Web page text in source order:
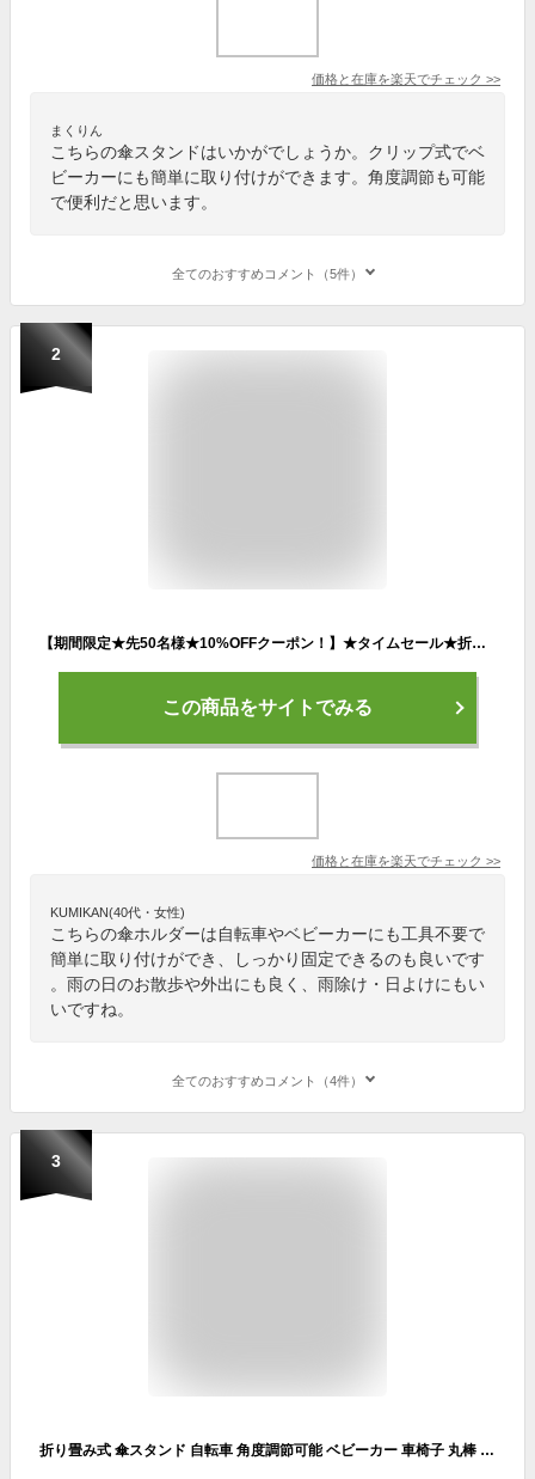
価格と在庫を楽天でチェック >>
まくりん
こちらの傘スタンドはいかがでしょうか。クリップ式でベ
ビーカーにも簡単に取り付けができます。角度調節も可能
で便利だと思います。
全てのおすすめコメント（5件）
2
【期間限定★先50名様★10%OFFクーポン！】★タイムセール★折り畳み式 傘スタンド 自転車 角度調節可能 ベビーカー 車椅子 丸棒 角棒対応 取り付けが簡単 アウトドアチェア 傘ホルダー 傘立て 日傘スタンド 傘固定 介護 自転車用品 通勤 通学 雨の日 散歩 日除け 雨除け
この商品をサイトでみる
価格と在庫を楽天でチェック >>
KUMIKAN(40代・女性)
こちらの傘ホルダーは自転車やベビーカーにも工具不要で
簡単に取り付けができ、しっかり固定できるのも良いです
。雨の日のお散歩や外出にも良く、雨除け・日よけにもい
いですね。
全てのおすすめコメント（4件）
3
折り畳み式 傘スタンド 自転車 角度調節可能 ベビーカー 車椅子 丸棒 角棒対応 取り付けが簡単 アウトドアチェア 傘ホルダー 傘立て 日傘スタンド 傘固定 介護 自転車用品 通勤 通学 雨の日 散歩 日除け